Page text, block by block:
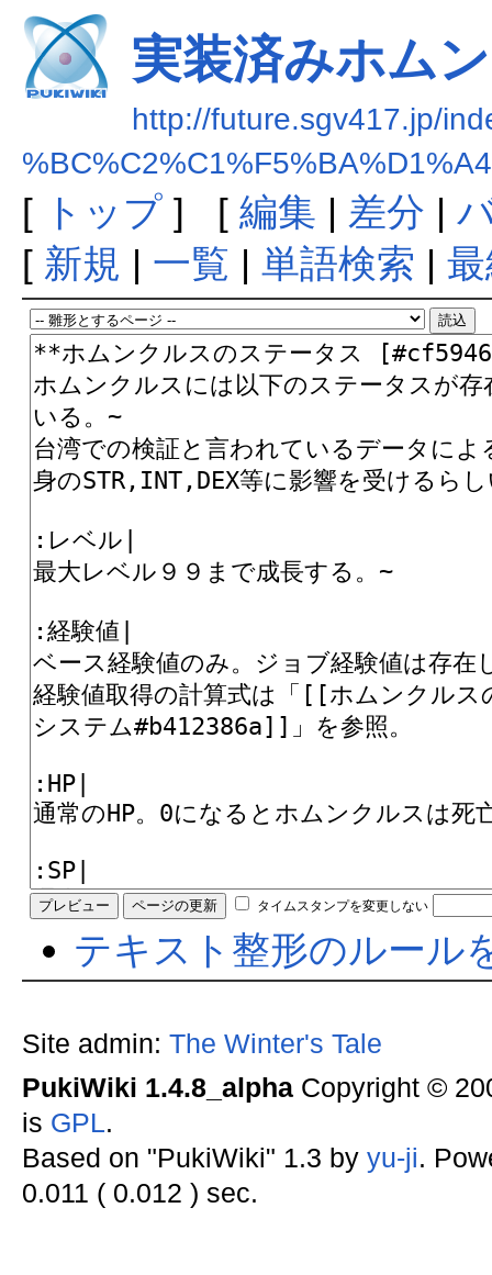
実装済みホム
http://future.sgv417.jp/
[ トップ] [ 編集 | 差分 |
[ 新規 | 一覧 | 単語検索 |
タイムスタンプを変更しない
テキスト整形のルール
Site admin: The Winter's Tale
PukiWiki 1.4.8_alphaCopyright ©
is GPL.
Based on "PukiWiki" 1.3 by yu-ji.
0.011 ( 0.012 ) sec.